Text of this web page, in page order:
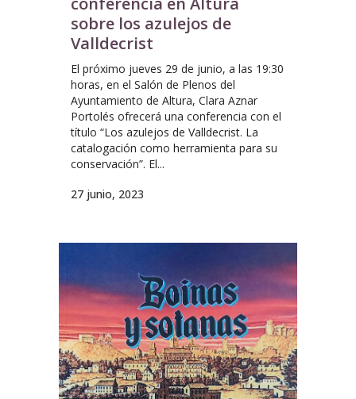
sobre los azulejos de
Valldecrist
El próximo jueves 29 de junio, a las 19:30
horas, en el Salón de Plenos del
Ayuntamiento de Altura, Clara Aznar
Portolés ofrecerá una conferencia con el
título “Los azulejos de Valldecrist. La
catalogación como herramienta para su
conservación”. El...
27 junio, 2023